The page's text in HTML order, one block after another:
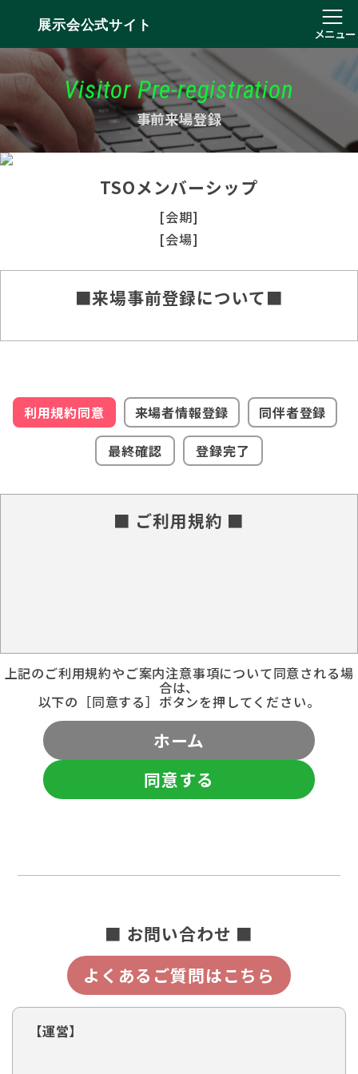
展示会公式サイト
メニュー
Visitor Pre-registration
事前来場登録
TSOメンバーシップ
[会期]
[会場]
■来場事前登録について■
利用規約同意 来場者情報登録
同伴者登録
最終確認
登録完了
■ ご利用規約 ■
上記のご利用規約やご案内注意事項について同意される場
合は、
以下の［同意する］ボタンを押してください。
ホーム
同意する
■ お問い合わせ ■
よくあるご質問はこちら
【運営】